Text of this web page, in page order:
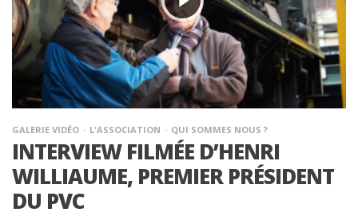
GALERIE VIDÉO L'ASSOCIATION QUI SOMMES NOUS ?
INTERVIEW FILMÉE D’HENRI
WILLIAUME, PREMIER PRÉSIDENT
DU PVC